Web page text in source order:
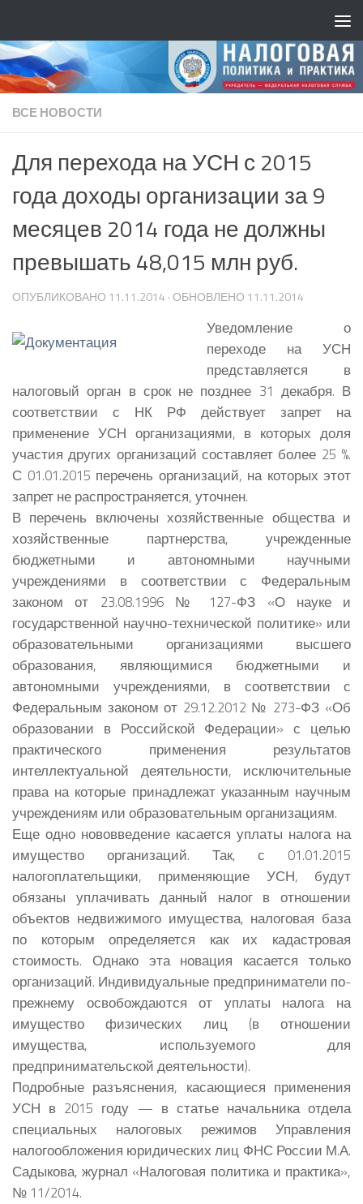
ВСЕ НОВОСТИ
Для перехода на УСН с 2015
года доходы организации за 9
месяцев 2014 года не должны
превышать 48,015 млн руб.
ОПУБЛИКОВАНО 11.11.2014 · ОБНОВЛЕНО 11.11.2014
Уведомление о
переходе на УСН
представляется в
налоговый орган в срок не позднее 31 декабря. В
соответствии с НК РФ действует запрет на
применение УСН организациями, в которых доля
участия других организаций составляет более 25 %.
С 01.01.2015 перечень организаций, на которых этот
запрет не распространяется, уточнен.
В перечень включены хозяйственные общества и
хозяйственные партнерства, учрежденные
бюджетными и автономными научными
учреждениями в соответствии с Федеральным
законом от 23.08.1996 № 127-ФЗ «О науке и
государственной научно-технической политике» или
образовательными организациями высшего
образования, являющимися бюджетными и
автономными учреждениями, в соответствии с
Федеральным законом от 29.12.2012 № 273-ФЗ «Об
образовании в Российской Федерации» с целью
практического применения результатов
интеллектуальной деятельности, исключительные
права на которые принадлежат указанным научным
учреждениям или образовательным организациям.
Еще одно нововведение касается уплаты налога на
имущество организаций. Так, с 01.01.2015
налогоплательщики, применяющие УСН, будут
обязаны уплачивать данный налог в отношении
объектов недвижимого имущества, налоговая база
по которым определяется как их кадастровая
стоимость. Однако эта новация касается только
организаций. Индивидуальные предприниматели по-
прежнему освобождаются от уплаты налога на
имущество физических лиц (в отношении
имущества, используемого для
предпринимательской деятельности).
Подробные разъяснения, касающиеся применения
УСН в 2015 году — в статье начальника отдела
специальных налоговых режимов Управления
налогообложения юридических лиц ФНС России М.А.
Садыкова, журнал «Налоговая политика и практика»,
№ 11/2014.